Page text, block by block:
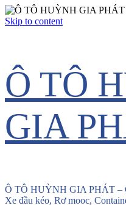
Skip to content
Ô TÔ
GIA
Ô TÔ HUỲNH GIA PHÁT –
Xe đầu kéo, Rơ mooc,